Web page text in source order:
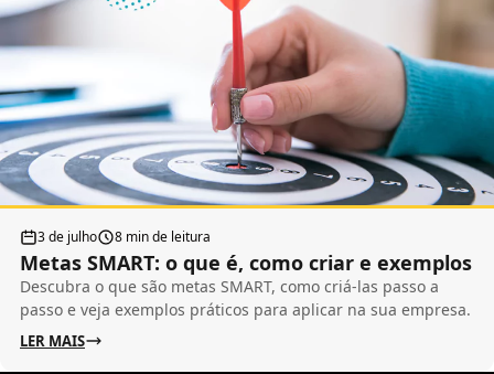
3 de julho 8 min de leitura
Metas SMART: o que é, como criar e exemplos
Descubra o que são metas SMART, como criá-las passo a
passo e veja exemplos práticos para aplicar na sua empresa.
LER MAIS